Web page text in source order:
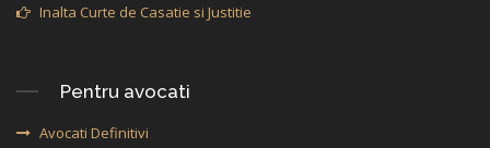
Inalta Curte de Casatie si Justitie
Pentru avocati
Avocati Definitivi